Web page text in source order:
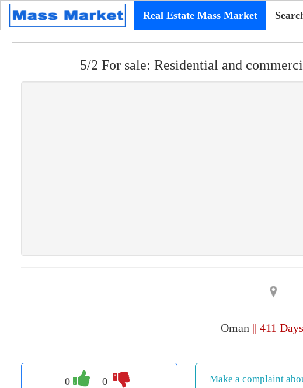
Real Estate Mass Market
5/2 For sale: Residential and
Oman || 411
0 0 Make a complaint